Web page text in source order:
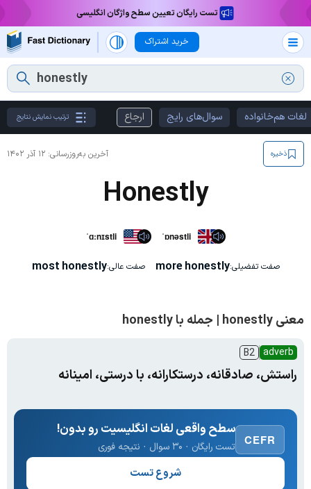
تست رایگان تعیین سطح واژگان انگلیسی
خرید اشتراک
لغات هم‌خانواده سوال‌های رایج ارجاع ترتیب نمایش نتایج
آخرین به‌روزرسانی: ۱۲ آذر ۱۴۰۲ ذخیره
Honestly
ˈɑːnɪstli ˈɒnəstli
صفت تفضیلی:more honestly صفت عالی:most honestly
معنی honestly | جمله با honestly
adverb
B2
راستش، صادقانه، درستکارانه، با درستی، امینانه
CEFR
سطح واقعی لغات انگلیسیت رو بدون!
تست رایگان · ۳۰ سوال · نتیجه فوری
شروع تست